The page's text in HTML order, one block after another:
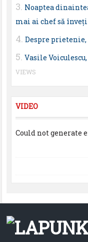
Noaptea
mai ai chef să
Despre prietenie,
Vasile
VIEWS
VIDEO
Could not generate